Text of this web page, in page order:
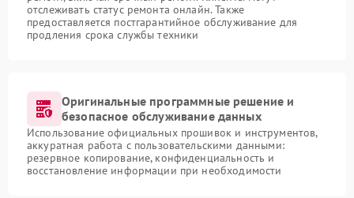
отслеживать статус ремонта онлайн. Также
предоставляется постгарантийное обслуживание для
продления срока службы техники
Оригинальные программные решение и
безопасное обслуживание данных
Использование официальных прошивок и инструментов,
аккуратная работа с пользовательскими данными:
резервное копирование, конфиденциальность и
восстановление информации при необходимости